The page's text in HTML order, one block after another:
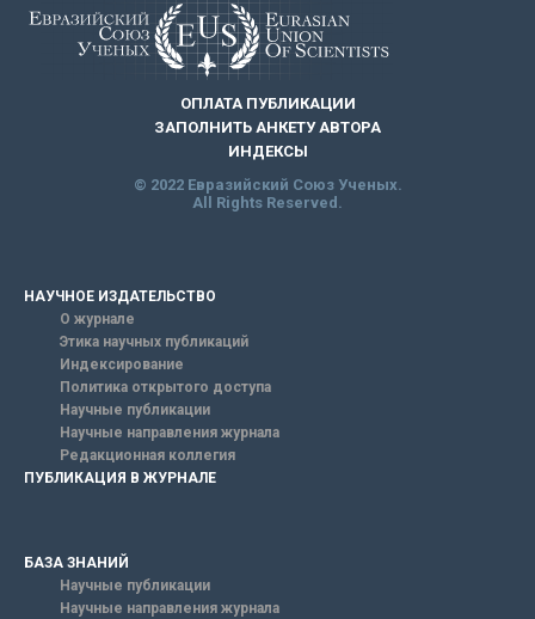
ОПЛАТА ПУБЛИКАЦИИ
ЗАПОЛНИТЬ АНКЕТУ АВТОРА
ИНДЕКСЫ
© 2022 Евразийский Союз Ученых.
All Rights Reserved.
НАУЧНОЕ ИЗДАТЕЛЬСТВО
О журнале
Этика научных публикаций
Индексирование
Политика открытого доступа
Научные публикации
Научные направления журнала
Редакционная коллегия
ПУБЛИКАЦИЯ В ЖУРНАЛЕ
БАЗА ЗНАНИЙ
Научные публикации
Научные направления журнала